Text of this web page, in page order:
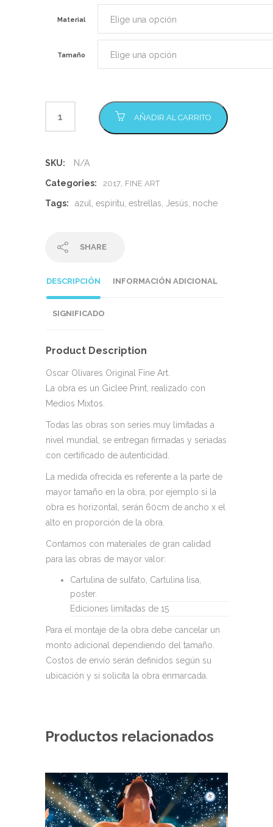
Material
Tamaño
AÑADIR AL CARRITO
SKU: N/A
Categories: 2017 FINE ART
Tags: azul espiritu estrellas Jesús noche
SHARE
DESCRIPCIÓN INFORMACIÓN ADICIONAL
SIGNIFICADO
Product Description
Oscar Olivares Original Fine Art.
La obra es un Giclee Print, realizado con
Medios Mixtos.
Todas las obras son series muy limitadas a
nivel mundial, se entregan firmadas y seriadas
con certificado de autenticidad.
La medida ofrecida es referente a la parte de
mayor tamaño en la obra, por ejemplo si la
obra es horizontal, serán 60cm de ancho x el
alto en proporción de la obra.
Contamos con materiales de gran calidad
para las obras de mayor valor:
Cartulina de sulfato, Cartulina lisa,
poster.
Ediciones limitadas de 15
Para el montaje de la obra debe cancelar un
monto adicional dependiendo del tamaño.
Costos de envío serán definidos según su
ubicación y si solicita la obra enmarcada.
Productos relacionados